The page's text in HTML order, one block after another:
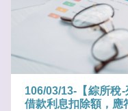
106/03/13-【綜所稅
借款利息扣除額，應